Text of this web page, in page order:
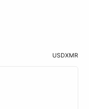
USDXMR